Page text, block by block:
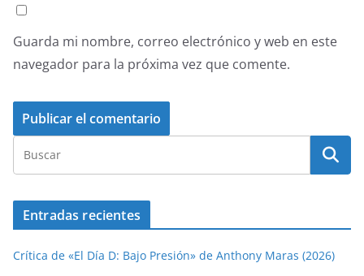
Guarda mi nombre, correo electrónico y web en este
navegador para la próxima vez que comente.
Entradas recientes
Crítica de «El Día D: Bajo Presión» de Anthony Maras (2026)